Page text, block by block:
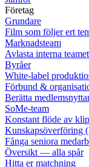
Företag
Grundare
Film som följer ert
Marknadsteam
Avlasta interna
Byråer
White-label
Förbund &
Berätta
SoMe-team
Konstant flöde av
Kunskapsöverföring
Fånga seniora
Översikt — alla spår
Hitta er matchning